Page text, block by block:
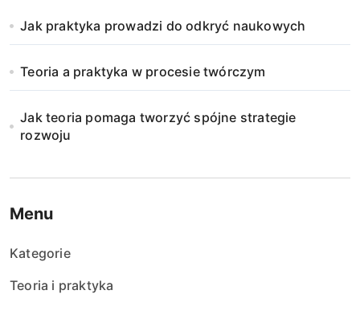
Jak praktyka prowadzi do odkryć naukowych
Teoria a praktyka w procesie twórczym
Jak teoria pomaga tworzyć spójne strategie
rozwoju
Menu
Kategorie
Teoria i praktyka